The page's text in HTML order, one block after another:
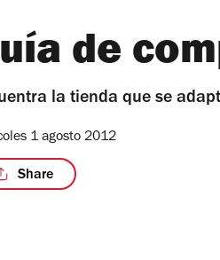
de
la tienda que se
1 agosto 2012
Share